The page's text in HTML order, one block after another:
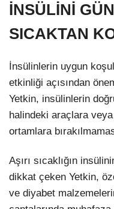
İNSÜLİNİ
SICAKTAN
İnsülinlerin uygun
etkinliği açısından
Yetkin, insülinlerin
halindeki araçlara
ortamlara
Aşırı sıcaklığın
dikkat çeken Yetkin,
ve diyabet